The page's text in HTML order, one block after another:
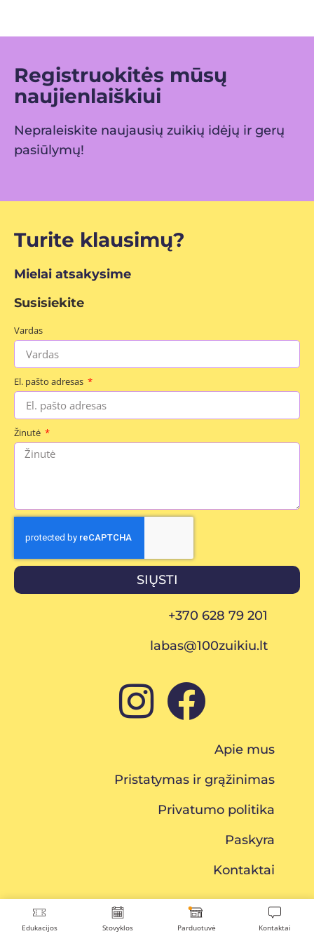
Edukacijos Stovyklos Parduotuvė Kontaktai
Registruokitės mūsų
naujienlaiškiui
Nepraleiskite naujausių zuikių idėjų ir gerų
pasiūlymų!
Turite klausimų?
Mielai atsakysime
Susisiekite
Vardas
El. pašto adresas
Žinutė
SIŲSTI
+370 628 79 201
labas@100zuikiu.lt
Apie mus
Pristatymas ir grąžinimas
Privatumo politika
Paskyra
Kontaktai